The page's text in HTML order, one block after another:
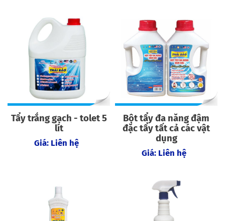
Tẩy trắng gạch - tolet 5
lít
Giá: Liên hệ
Bột tẩy đa năng đậm
đặc tẩy tất cả các vật
dụng
Giá: Liên hệ